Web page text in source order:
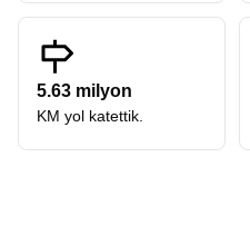
5.63 milyon
KM yol katettik.